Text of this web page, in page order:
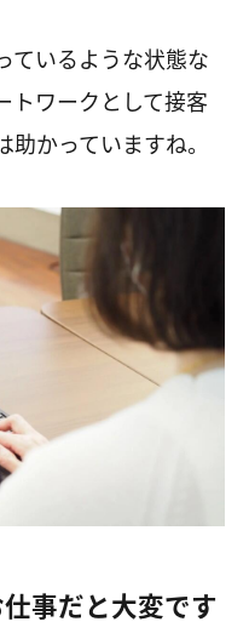
ているような状態な
トワークとして接客
かっていますね。
事だと大変です